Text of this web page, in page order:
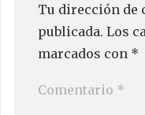
Tu dirección de
publicada. Los
marcados con *